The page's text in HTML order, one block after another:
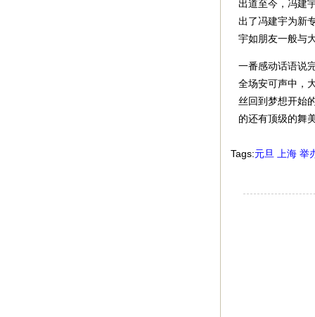
出道至今，冯建
出了冯建宇为新
宇如朋友一般与
一番感动话语说
全场安可声中，
丝回到梦想开始
的还有顶级的舞
Tags:元旦 上海 举